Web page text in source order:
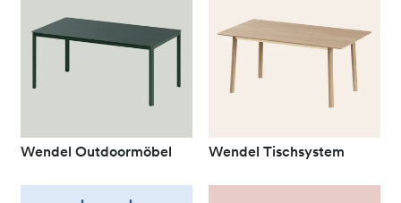
Wendel Outdoormöbel Wendel Tischsystem